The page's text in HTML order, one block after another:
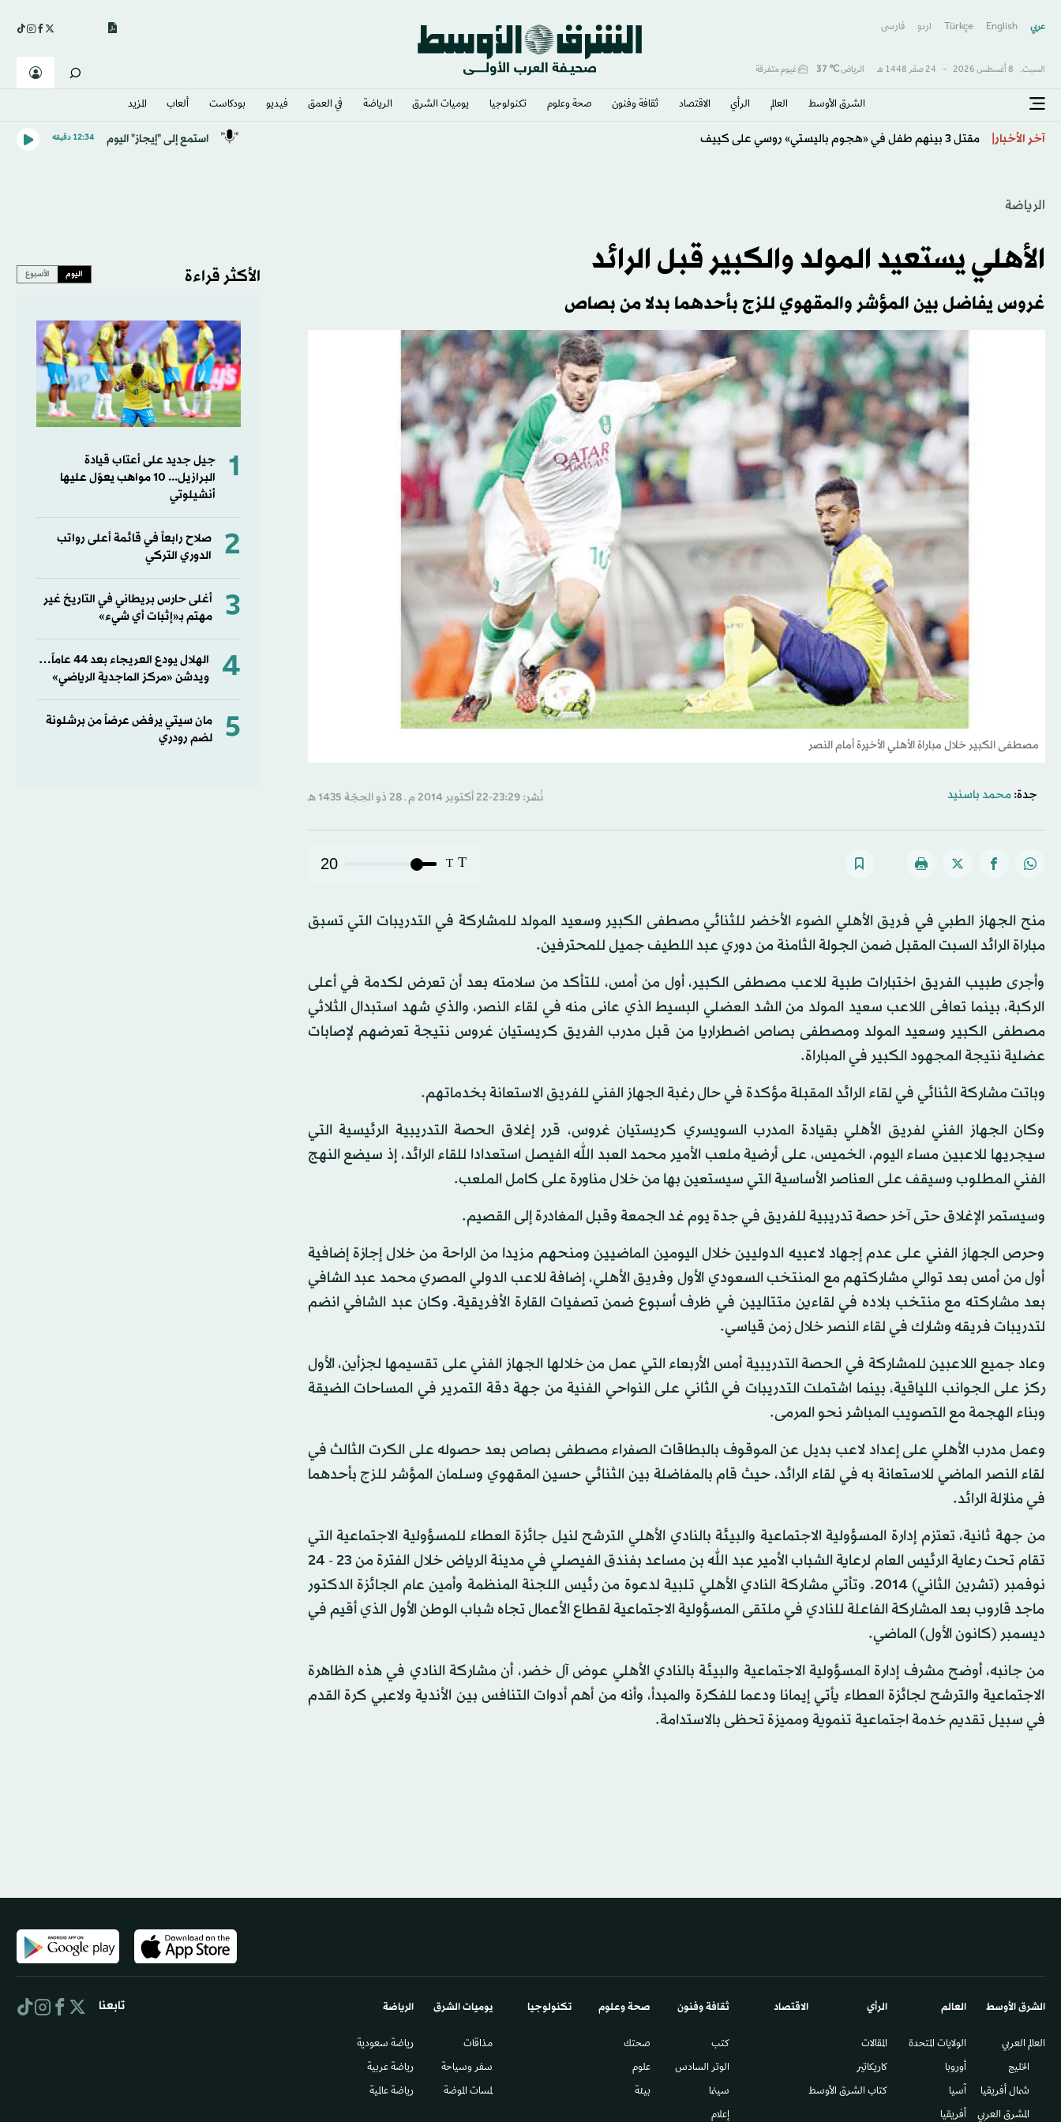
عربي English
Türkçe اردو فارسى
السبت, 8 أغسطس 2026 - 24 صفَر 1448 هـ الرياض℃
37 غيوم متفرقة
الشرق الأوسط​ العالم الرأي الاقتصاد ثقافة وفنون صحة وعلوم تكنولوجيا يوميات الشرق​ الرياضة في العمق فيديو بودكاست ألعاب المزيد
آخر الأخبار استمع إلى "إيجاز" اليوم 12:34 دقيقه
الرياضة
الأهلي يستعيد المولد والكبير قبل الرائد
غروس يفاضل بين المؤشر والمقهوي للزج بأحدهما بدلا من بصاص
مصطفى الكبير خلال مباراة الأهلي الأخيرة أمام النصر
جدة: محمد باسنيد نُشر: 23:29-22 أكتوبر 2014 م ـ 28 ذو الحِجّة 1435 هـ
T
T
20
منح الجهاز الطبي في فريق الأهلي الضوء الأخضر للثنائي مصطفى الكبير وسعيد المولد للمشاركة في التدريبات التي تسبق
مباراة الرائد السبت المقبل ضمن الجولة الثامنة من دوري عبد اللطيف جميل للمحترفين.
وأجرى طبيب الفريق اختبارات طبية للاعب مصطفى الكبير، أول من أمس، للتأكد من سلامته بعد أن تعرض لكدمة في أعلى
الركبة، بينما تعافى اللاعب سعيد المولد من الشد العضلي البسيط الذي عانى منه في لقاء النصر، والذي شهد استبدال الثلاثي
مصطفى الكبير وسعيد المولد ومصطفى بصاص اضطراريا من قبل مدرب الفريق كريستيان غروس نتيجة تعرضهم لإصابات
عضلية نتيجة المجهود الكبير في المباراة.
وباتت مشاركة الثنائي في لقاء الرائد المقبلة مؤكدة في حال رغبة الجهاز الفني للفريق الاستعانة بخدماتهم.
وكان الجهاز الفني لفريق الأهلي بقيادة المدرب السويسري كريستيان غروس، قرر إغلاق الحصة التدريبية الرئيسية التي
سيجريها للاعبين مساء اليوم، الخميس، على أرضية ملعب الأمير محمد العبد الله الفيصل استعدادا للقاء الرائد، إذ سيضع النهج
الفني المطلوب وسيقف على العناصر الأساسية التي سيستعين بها من خلال مناورة على كامل الملعب.
وسيستمر الإغلاق حتى آخر حصة تدريبية للفريق في جدة يوم غد الجمعة وقبل المغادرة إلى القصيم.
وحرص الجهاز الفني على عدم إجهاد لاعبيه الدوليين خلال اليومين الماضيين ومنحهم مزيدا من الراحة من خلال إجازة إضافية
أول من أمس بعد توالي مشاركتهم مع المنتخب السعودي الأول وفريق الأهلي، إضافة للاعب الدولي المصري محمد عبد الشافي
بعد مشاركته مع منتخب بلاده في لقاءين متتاليين في ظرف أسبوع ضمن تصفيات القارة الأفريقية. وكان عبد الشافي انضم
لتدريبات فريقه وشارك في لقاء النصر خلال زمن قياسي.
وعاد جميع اللاعبين للمشاركة في الحصة التدريبية أمس الأربعاء التي عمل من خلالها الجهاز الفني على تقسيمها لجزأين، الأول
ركز على الجوانب اللياقية، بينما اشتملت التدريبات في الثاني على النواحي الفنية من جهة دقة التمرير في المساحات الضيقة
وبناء الهجمة مع التصويب المباشر نحو المرمى.
وعمل مدرب الأهلي على إعداد لاعب بديل عن الموقوف بالبطاقات الصفراء مصطفى بصاص بعد حصوله على الكرت الثالث في
لقاء النصر الماضي للاستعانة به في لقاء الرائد، حيث قام بالمفاضلة بين الثنائي حسين المقهوي وسلمان المؤشر للزج بأحدهما
في منازلة الرائد.
من جهة ثانية، تعتزم إدارة المسؤولية الاجتماعية والبيئة بالنادي الأهلي الترشح لنيل جائزة العطاء للمسؤولية الاجتماعية التي
تقام تحت رعاية الرئيس العام لرعاية الشباب الأمير عبد الله بن مساعد بفندق الفيصلي في مدينة الرياض خلال الفترة من 23 - 24
نوفمبر (تشرين الثاني) 2014. وتأتي مشاركة النادي الأهلي تلبية لدعوة من رئيس اللجنة المنظمة وأمين عام الجائزة الدكتور
ماجد قاروب بعد المشاركة الفاعلة للنادي في ملتقى المسؤولية الاجتماعية لقطاع الأعمال تجاه شباب الوطن الأول الذي أقيم في
ديسمبر (كانون الأول) الماضي.
من جانبه، أوضح مشرف إدارة المسؤولية الاجتماعية والبيئة بالنادي الأهلي عوض آل خضر، أن مشاركة النادي في هذه الظاهرة
الاجتماعية والترشح لجائزة العطاء يأتي إيمانا ودعما للفكرة والمبدأ، وأنه من أهم أدوات التنافس بين الأندية ولاعبي كرة القدم
في سبيل تقديم خدمة اجتماعية تنموية ومميزة تحظى بالاستدامة.
الأكثر قراءة اليوم الأسبوع
1
جيل جديد على أعتاب قيادة
البرازيل... 10 مواهب يعوّل عليها
أنشيلوتي
2
صلاح رابعاً في قائمة أعلى رواتب
الدوري التركي
3
أغلى حارس بريطاني في التاريخ غير
مهتم بـ«إثبات أي شيء»
4
الهلال يودع العريجاء بعد 44 عاماً…
ويدشن «مركز الماجدية الرياضي»
5
مان سيتي يرفض عرضاً من برشلونة
لضم رودري
الشرق الأوسط​
العالم العربي
الخليج
شمال أفريقيا
المشرق العربي
العالم
الولايات المتحدة
أوروبا
آسيا
أفريقيا
الرأي
المقالات
كاريكاتير
كتاب الشرق الأوسط
الاقتصاد ثقافة وفنون
كتب
الوتر السادس​
سينما
إعلام
صحة وعلوم
صحتك
علوم
بيئة
تكنولوجيا يوميات الشرق​
مذاقات
سفر وسياحة
لمسات الموضة
الرياضة
رياضة سعودية
رياضة عربية
رياضة عالمية
تابعنا